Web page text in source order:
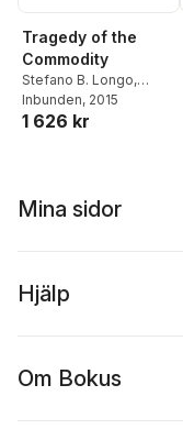
Tragedy of the
Commodity
Stefano B. Longo,
Rebecca Clausen
Clark
Inbunden, 2015
1 626 kr
Mina sidor
Hjälp
Om Bokus